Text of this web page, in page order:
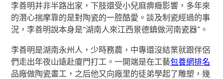
李善明并非半路出家，下肢還受小兒麻痹癥影響，多年來
的潛心揣摩靠的是對陶瓷的一腔酷愛。談及制瓷經過的事
況，李善明說本身是“湖南人來江西景德鎮做河南瓷器”。
李善明是湖南永州人，少時務農，中專還沒結業就跟伴侶
們走出年夜山遠赴廈門打工。一開端是在工藝包養網排名
品廠做陶瓷畫工，之后他又向廠里的徒弟學起了雕塑，幾